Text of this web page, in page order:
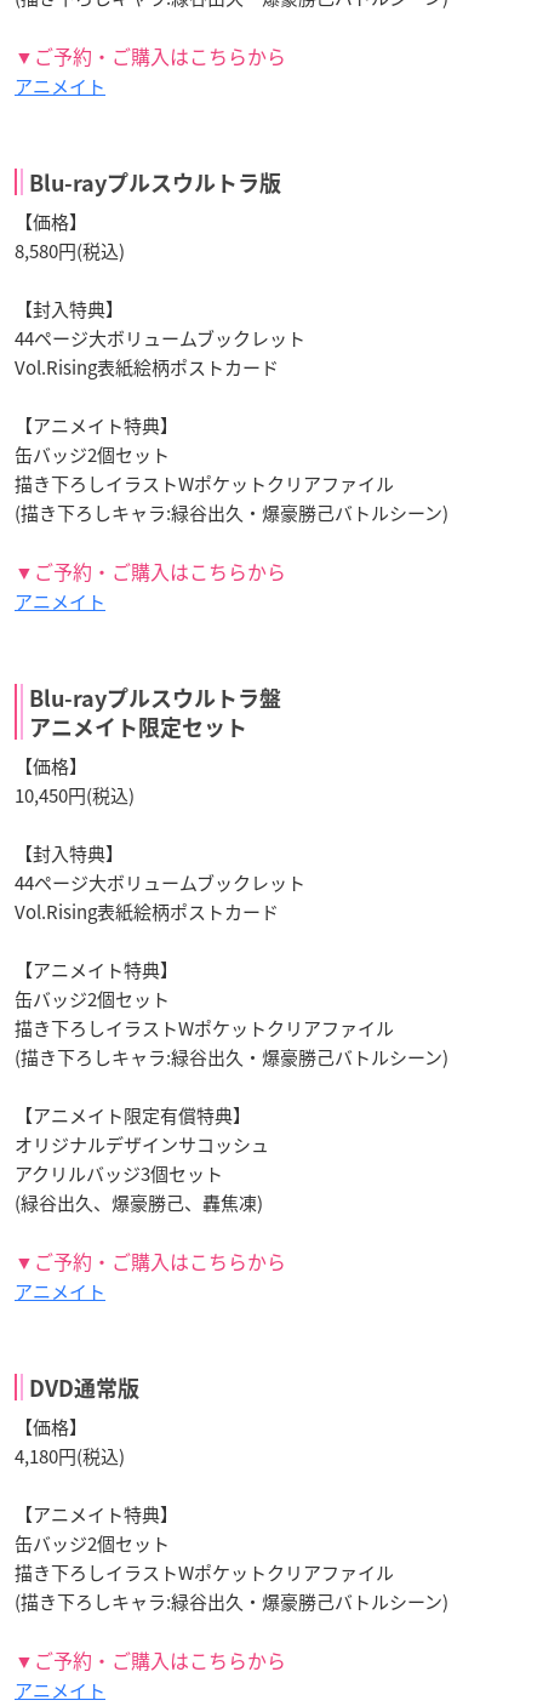
▼ご予約・ご購入はこちらから
アニメイト
Blu-rayプルスウルトラ版
【価格】
8,580円(税込)
【封入特典】
44ページ大ボリュームブックレット
Vol.Rising表紙絵柄ポストカード
【アニメイト特典】
缶バッジ2個セット
描き下ろしイラストWポケットクリアファイル
(描き下ろしキャラ:緑谷出久・爆豪勝己バトルシーン)
▼ご予約・ご購入はこちらから
アニメイト
Blu-rayプルスウルトラ盤
アニメイト限定セット
【価格】
10,450円(税込)
【封入特典】
44ページ大ボリュームブックレット
Vol.Rising表紙絵柄ポストカード
【アニメイト特典】
缶バッジ2個セット
描き下ろしイラストWポケットクリアファイル
(描き下ろしキャラ:緑谷出久・爆豪勝己バトルシーン)
【アニメイト限定有償特典】
オリジナルデザインサコッシュ
アクリルバッジ3個セット
(緑谷出久、爆豪勝己、轟焦凍)
▼ご予約・ご購入はこちらから
アニメイト
DVD通常版
【価格】
4,180円(税込)
【アニメイト特典】
缶バッジ2個セット
描き下ろしイラストWポケットクリアファイル
(描き下ろしキャラ:緑谷出久・爆豪勝己バトルシーン)
▼ご予約・ご購入はこちらから
アニメイト